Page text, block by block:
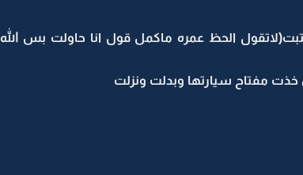
الحظ عمره ماكمل قول انا حاولت بس الله
مفتاح سيارتها وبدلت ونزلت